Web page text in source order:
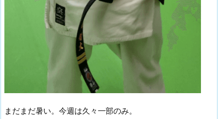
まだまだ暑い。今週は久々一部のみ。